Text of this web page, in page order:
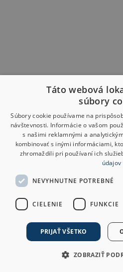
Táto webová
súbory
Súbory cookie používame na
návštevnosti. Informácie o vašom
s našimi reklamnými a
kombinovať s inými informáciami,
zhromaždili pri používaní ich
údajov
NEVYHNUTNE POTREBNÉ
CIELENIE FUNKCIE
PRIJAŤ VŠETKO
ZOBRAZIŤ